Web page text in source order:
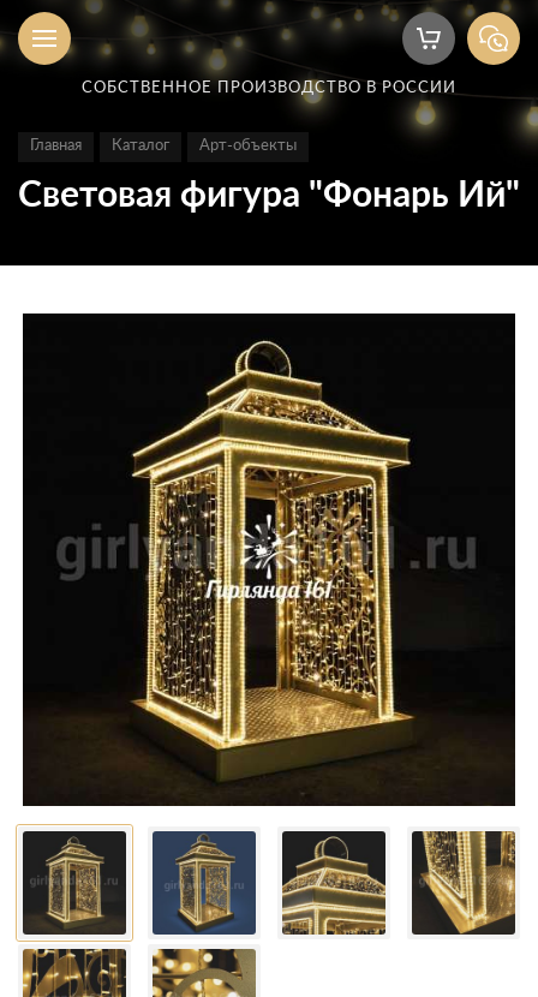
СОБСТВЕННОЕ ПРОИЗВОДСТВО В РОССИИ
Главная Каталог Арт-объекты
Световая фигура "Фонарь Ий"